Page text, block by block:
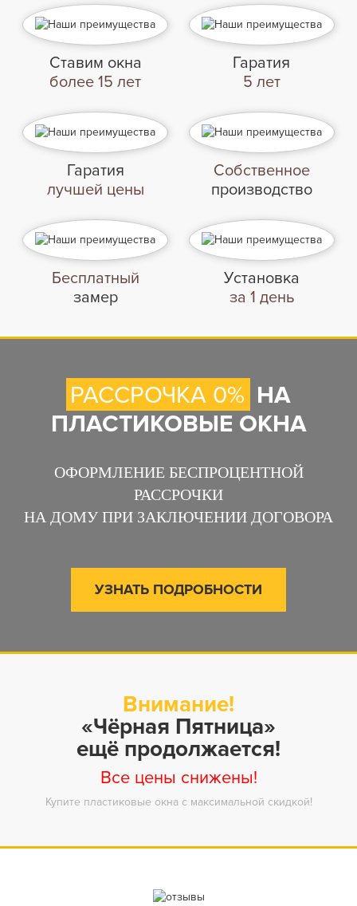
Ставим окна
более 15 лет
Гаратия
5 лет
Гаратия
лучшей цены
Собственное
производство
Бесплатный
замер
Установка
за 1 день
РАССРОЧКА 0% НА
ПЛАСТИКОВЫЕ ОКНА
ОФОРМЛЕНИЕ БЕСПРОЦЕНТНОЙ
РАССРОЧКИ
НА ДОМУ ПРИ ЗАКЛЮЧЕНИИ ДОГОВОРА
УЗНАТЬ ПОДРОБНОСТИ
Внимание!
«Чёрная Пятница»
ещё продолжается!
Все цены снижены!
Купите пластиковые окна с максимальной скидкой!